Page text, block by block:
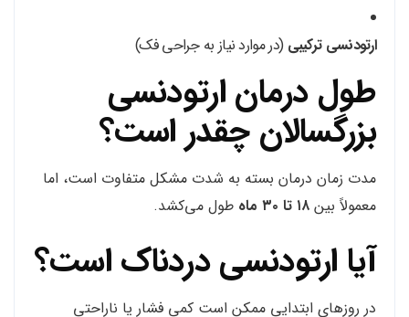
ارتودنسی ترکیبی (در موارد نیاز به جراحی فک)
طول درمان ارتودنسی
بزرگسالان چقدر است؟
مدت زمان درمان بسته به شدت مشکل متفاوت است، اما
معمولاً بین ۱۸ تا ۳۰ ماه طول می‌کشد.
آیا ارتودنسی دردناک است؟
در روزهای ابتدایی ممکن است کمی فشار یا ناراحتی